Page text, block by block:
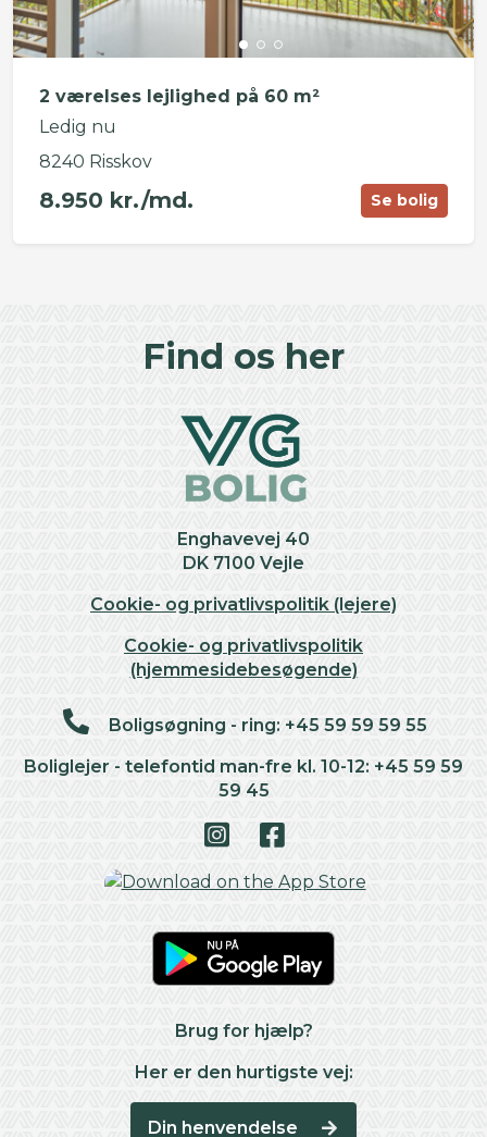
2 værelses lejlighed på 60 m²
Ledig nu
8240 Risskov
8.950 kr./md. Se bolig
Find os her
Enghavevej 40
DK 7100 Vejle
Cookie- og privatlivspolitik (lejere)
Cookie- og privatlivspolitik
(hjemmesidebesøgende)
Boligsøgning - ring: +45 59 59 59 55
Boliglejer - telefontid man-fre kl. 10-12: +45 59 59
59 45
Brug for hjælp?
Her er den hurtigste vej:
Din henvendelse